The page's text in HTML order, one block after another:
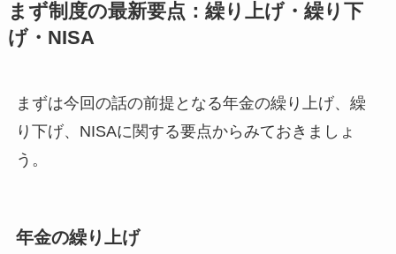
まず制度の最新要点：繰り上げ・繰り下
げ・NISA
まずは今回の話の前提となる年金の繰り上げ、繰
り下げ、NISAに関する要点からみておきましょ
う。
年金の繰り上げ